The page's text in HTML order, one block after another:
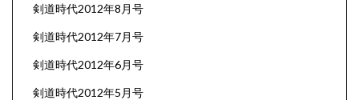
剣道時代2012年8月号
剣道時代2012年7月号
剣道時代2012年6月号
剣道時代2012年5月号